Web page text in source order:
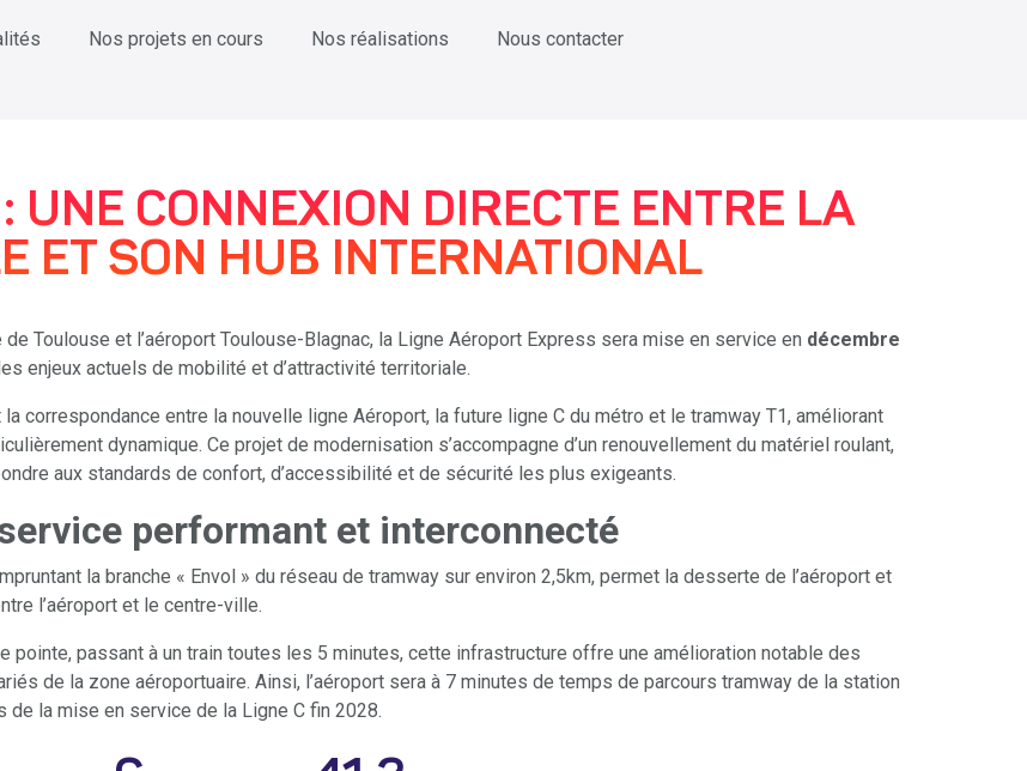
Nos projets en cours Nos réalisations Nous contacter
UNE CONNEXION DIRECTE ENTRE LA
ET SON HUB INTERNATIONAL
Toulouse et l’aéroport Toulouse-Blagnac, la Ligne Aéroport Express sera mise en service en décembre
enjeux actuels de mobilité et d’attractivité territoriale.
correspondance entre la nouvelle ligne Aéroport, la future ligne C du métro et le tramway T1, améliorant
dynamique. Ce projet de modernisation s’accompagne d’un renouvellement du matériel roulant,
aux standards de confort, d’accessibilité et de sécurité les plus exigeants.
performant et interconnecté
la branche « Envol » du réseau de tramway sur environ 2,5km, permet la desserte de l’aéroport et
l’aéroport et le centre-ville.
pointe, passant à un train toutes les 5 minutes, cette infrastructure offre une amélioration notable des
de la zone aéroportuaire. Ainsi, l’aéroport sera à 7 minutes de temps de parcours tramway de la station
de la mise en service de la Ligne C fin 2028.